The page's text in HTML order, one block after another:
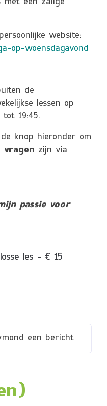
met een zalige
website:
op-woensdagavond
de
lessen op
tot 19:45.
knop hieronder om
vragen zijn via
passie voor
les - € 15
een bericht